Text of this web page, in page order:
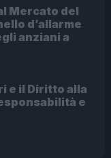
Mercato del
d’allarme
anziani a
e il Diritto alla
e